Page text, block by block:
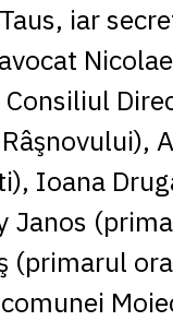
iar
Ioana
Janos
(primarul